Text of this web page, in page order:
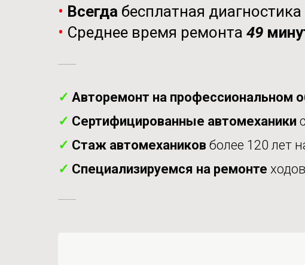
• Всегда бесплатная диагностика
• Среднее время ремонта 49
✓ Авторемонт на профессиональном
✓ Сертифицированные автомеханики
✓ Стаж автомехаников более 120 лет
✓ Специализируемся на ремонте